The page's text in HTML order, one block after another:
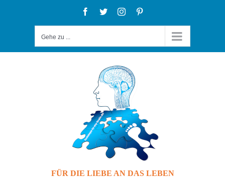
Facebook
TwitterInstagram
Gehe zu ...
FÜR DIE LIEBE AN DAS LEBEN